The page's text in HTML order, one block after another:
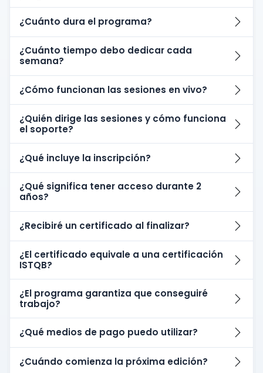
¿Cuánto dura el programa?
¿Cuánto tiempo debo dedicar cada
semana?
¿Cómo funcionan las sesiones en vivo?
¿Quién dirige las sesiones y cómo funciona
el soporte?
¿Qué incluye la inscripción?
¿Qué significa tener acceso durante 2
años?
¿Recibiré un certificado al finalizar?
¿El certificado equivale a una certificación
ISTQB?
¿El programa garantiza que conseguiré
trabajo?
¿Qué medios de pago puedo utilizar?
¿Cuándo comienza la próxima edición?